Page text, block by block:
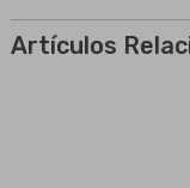
Artículos